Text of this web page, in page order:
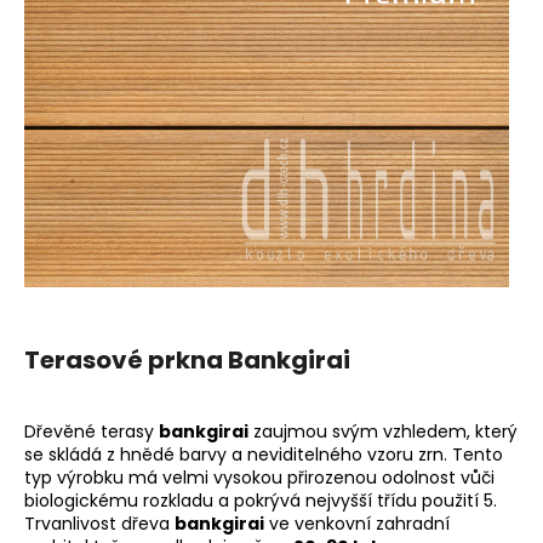
Terasové prkna Bankgirai
Dřevěné terasy bankgirai zaujmou svým vzhledem, který
se skládá z hnědé barvy a neviditelného vzoru zrn. Tento
typ výrobku má velmi vysokou přirozenou odolnost vůči
biologickému rozkladu a pokrývá nejvyšší třídu použití 5.
Trvanlivost dřeva bankgirai ve venkovní zahradní
a
j
í
t
?
HLEDAT
p
o
r
u